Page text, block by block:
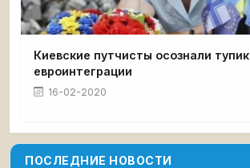
Киевские путчисты осознали тупик
евроинтеграции
16-02-2020
ПОСЛЕДНИЕ НОВОСТИ